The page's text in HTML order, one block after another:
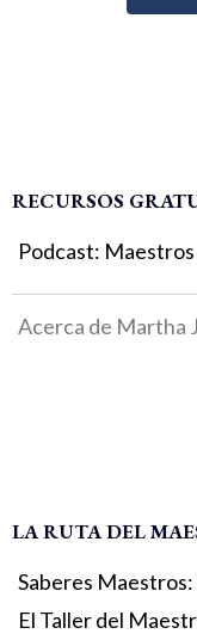
RECURSOS
Podcast:
Acerca de Martha
LA RUTA DEL
Saberes
El Taller del